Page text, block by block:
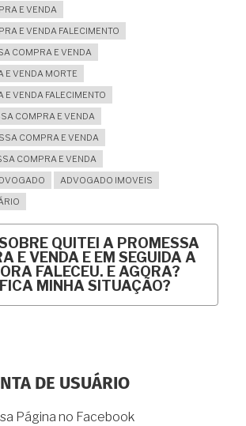
E VENDA
E VENDA FALECIMENTO
COMPRA E VENDA
E VENDA MORTE
VENDA FALECIMENTO
COMPRA E VENDA
COMPRA E VENDA
COMPRA E VENDA
ADVOGADO IMOVEIS
QUITEI A PROMESSA
E VENDA E EM SEGUIDA A
FALECEU. E AGORA?
MINHA SITUAÇÃO?
DE USUÁRIO
Página no Facebook